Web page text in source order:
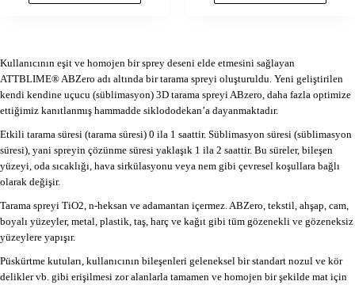
Kullanıcının eşit ve homojen bir sprey deseni elde etmesini sağlayan
ATTBLIME® ABZero adı altında bir tarama spreyi oluşturuldu. Yeni geliştirilen
kendi kendine uçucu (süblimasyon) 3D tarama spreyi ABzero, daha fazla optimize
ettiğimiz kanıtlanmış hammadde siklododekan’a dayanmaktadır.
Etkili tarama süresi (tarama süresi) 0 ila 1 saattir. Süblimasyon süresi (süblimasyon
süresi), yani spreyin çözünme süresi yaklaşık 1 ila 2 saattir. Bu süreler, bileşen
yüzeyi, oda sıcaklığı, hava sirkülasyonu veya nem gibi çevresel koşullara bağlı
olarak değişir.
Tarama spreyi TiO2, n-heksan ve adamantan içermez. ABZero, tekstil, ahşap, cam,
boyalı yüzeyler, metal, plastik, taş, harç ve kağıt gibi tüm gözenekli ve gözeneksiz
yüzeylere yapışır.
Püskürtme kutuları, kullanıcının bileşenleri geleneksel bir standart nozul ve kör
delikler vb. gibi erişilmesi zor alanlarla tamamen ve homojen bir şekilde mat için